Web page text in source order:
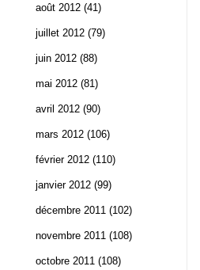
août 2012 (41)
juillet 2012 (79)
juin 2012 (88)
mai 2012 (81)
avril 2012 (90)
mars 2012 (106)
février 2012 (110)
janvier 2012 (99)
décembre 2011 (102)
novembre 2011 (108)
octobre 2011 (108)